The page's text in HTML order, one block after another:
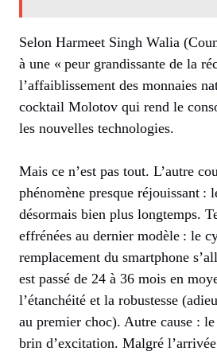
Selon Harmeet Singh Walia
à une « peur grandissante de la
l’affaiblissement des monnaies
cocktail Molotov qui rend le
les nouvelles technologies.
Mais ce n’est pas tout. L’autre
phénomène presque réjouissant :
désormais bien plus longtemps.
effrénées au dernier modèle : le
remplacement du smartphone
est passé de 24 à 36 mois en
l’étanchéité et la robustesse
au premier choc). Autre cause :
brin d’excitation. Malgré